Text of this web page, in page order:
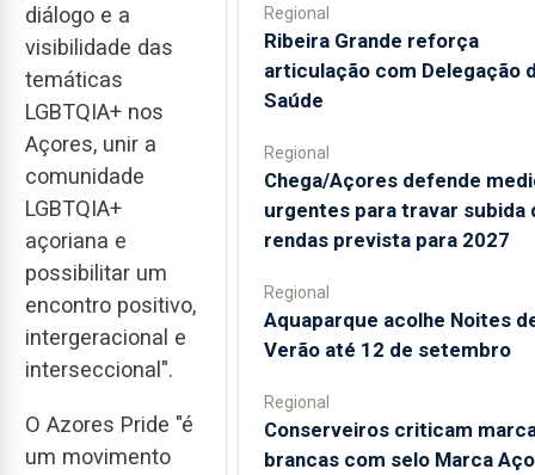
diálogo e a
visibilidade das
temáticas
LGBTQIA+ nos
Açores, unir a
comunidade
LGBTQIA+
açoriana e
possibilitar um
encontro positivo,
intergeracional e
interseccional".
O Azores Pride "é
um movimento
Regional
Ribeira Grande reforça
articulação com Delegação
Saúde
Regional
Chega/Açores defende
urgentes para travar subida
rendas prevista para 2027
Regional
Aquaparque acolhe Noites
Verão até 12 de setembro
Regional
Conserveiros criticam
brancas com selo Marca